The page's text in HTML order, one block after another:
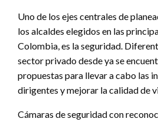
Uno de los ejes centrales de
los alcaldes elegidos en las
Colombia, es la seguridad.
sector privado desde ya se
propuestas para llevar a cabo las
dirigentes y mejorar la calidad de
Cámaras de seguridad con